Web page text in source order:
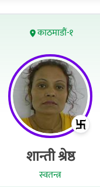
काठमाडौं-१
शान्ती श्रेष्ठ
स्वतन्त्र